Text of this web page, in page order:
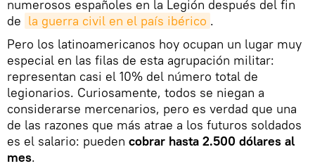
numerosos españoles en la Legión después del fin
de la guerra civil en el país ibérico .
Pero los latinoamericanos hoy ocupan un lugar muy
especial en las filas de esta agrupación militar:
representan casi el 10% del número total de
legionarios. Curiosamente, todos se niegan a
considerarse mercenarios, pero es verdad que una
de las razones que más atrae a los futuros soldados
es el salario: pueden cobrar hasta 2.500 dólares al
mes.